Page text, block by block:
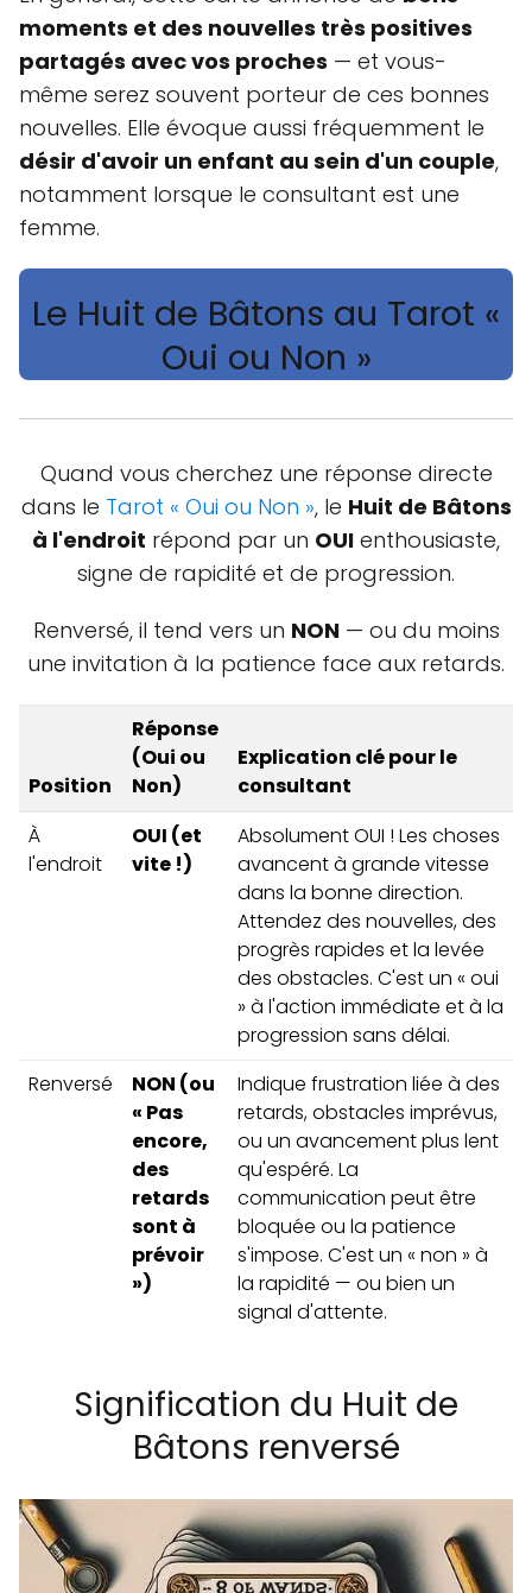
moments et des nouvelles très positives
partagés avec vos proches — et vous-
même serez souvent porteur de ces bonnes
nouvelles. Elle évoque aussi fréquemment le
désir d'avoir un enfant au sein d'un couple,
notamment lorsque le consultant est une
femme.
Le Huit de Bâtons au Tarot «
Oui ou Non »
Quand vous cherchez une réponse directe
dans le Tarot « Oui ou Non », le Huit de Bâtons
à l'endroit répond par un OUI enthousiaste,
signe de rapidité et de progression.
Renversé, il tend vers un NON— ou du moins
une invitation à la patience face aux retards.
Position
Réponse
(Oui ou
Non)
Explication clé pour le
consultant
À
l'endroit
OUI (et
vite !)
Absolument OUI ! Les choses
avancent à grande vitesse
dans la bonne direction.
Attendez des nouvelles, des
progrès rapides et la levée
des obstacles. C'est un « oui
» à l'action immédiate et à la
progression sans délai.
Renversé
NON (ou
« Pas
encore,
des
retards
sont à
prévoir
»)
Indique frustration liée à des
retards, obstacles imprévus,
ou un avancement plus lent
qu'espéré. La
communication peut être
bloquée ou la patience
s'impose. C'est un « non » à
la rapidité — ou bien un
signal d'attente.
Signification du Huit de
Bâtons renversé